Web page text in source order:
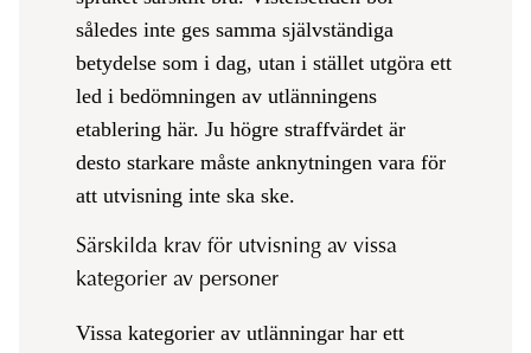
således inte ges samma självständiga
betydelse som i dag, utan i stället utgöra ett
led i bedömningen av utlänningens
etablering här. Ju högre straffvärdet är
desto starkare måste anknytningen vara för
att utvisning inte ska ske.
Särskilda krav för utvisning av vissa
kategorier av personer
Vissa kategorier av utlänningar har ett